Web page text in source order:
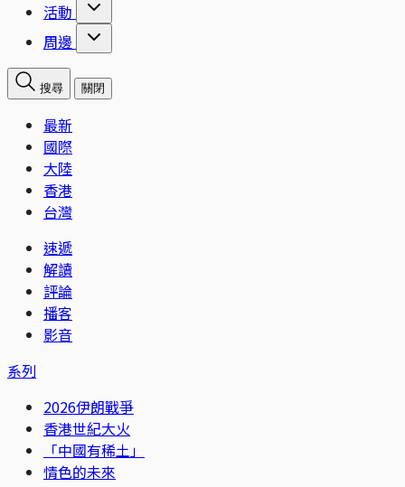
活動
周邊
搜尋 關閉
最新
國際
大陸
香港
台灣
速遞
解讀
評論
播客
影音
系列
2026伊朗戰爭
香港世紀大火
「中國有稀土」
情色的未來